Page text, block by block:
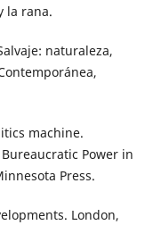
la rana.
naturaleza,
machine.
Power in
Press.
London,